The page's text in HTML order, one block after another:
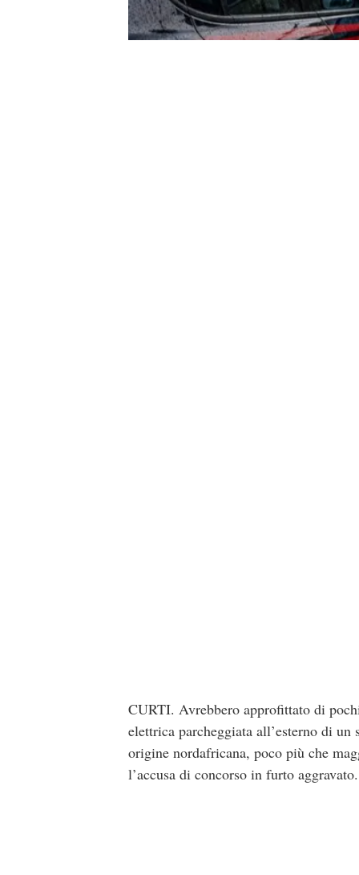
CURTI. Avrebbero approfittato di
elettrica parcheggiata all’esterno di
origine nordafricana, poco più che
l’accusa di concorso in furto aggravato.